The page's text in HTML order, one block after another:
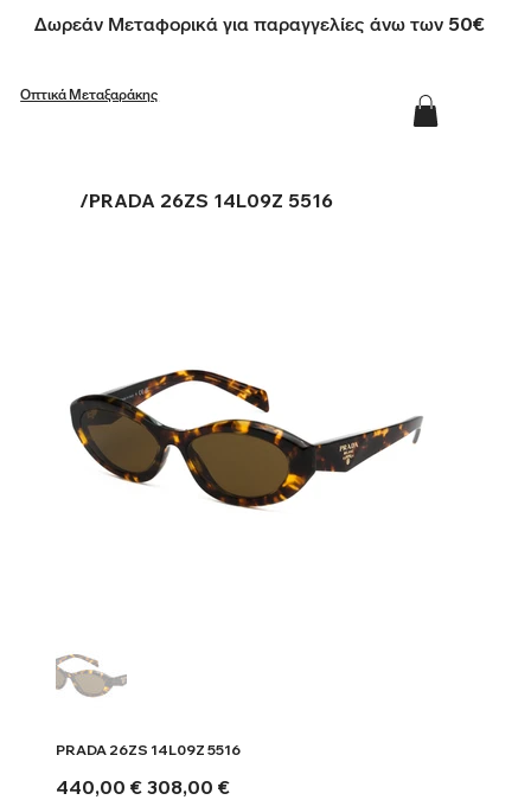
Δωρεάν Μεταφορικά για παραγγελίες άνω των 50€
Οπτικά Μεταξαράκης
/PRADA 26ZS 14L09Z 5516
PRADA 26ZS 14L09Z 5516
Αρχική
τιμή
440,00 € Τιμή
έκπτωσης
308,00 €